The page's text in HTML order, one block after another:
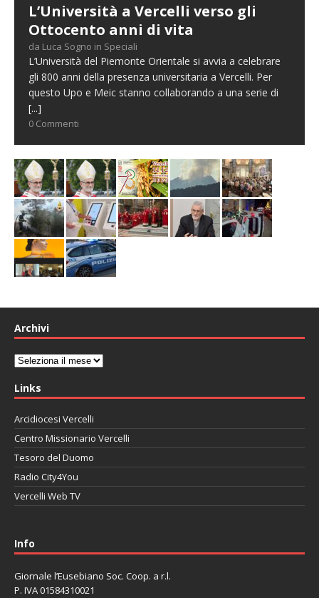
L’Università a Vercelli verso gli
Ottocento anni di vita
da Luca Sogno in Speciali
L’Università del Piemonte Orientale si avvia a celebrare
gli 800 anni della presenza universitaria a Vercelli. Per
questo Upo e Meic stanno collaborando a una serie di
[...]
0 Commenti
Archivi
Archivi
Links
Arcidiocesi Vercelli
Centro Missionario Vercelli
Tesoro del Duomo
Radio City4You
Vercelli Web TV
Info
Giornale l’Eusebiano Soc. Coop. a r.l.
P. IVA 01584310021